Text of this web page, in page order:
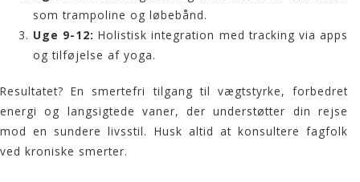
som trampoline og løbebånd.
Uge 9-12: Holistisk integration med tracking via apps
og tilføjelse af yoga.
Resultatet? En smertefri tilgang til vægtstyrke, forbedret
energi og langsigtede vaner, der understøtter din rejse
mod en sundere livsstil. Husk altid at konsultere fagfolk
ved kroniske smerter.